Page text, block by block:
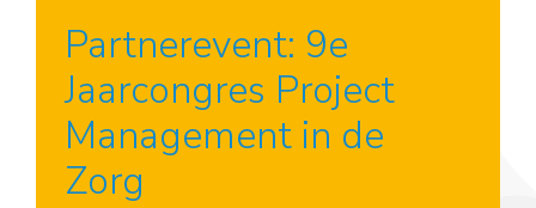
Partnerevent: 9e
Jaarcongres Project
Management in de
Zorg